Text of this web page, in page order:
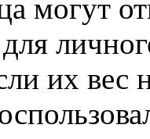
могут
их